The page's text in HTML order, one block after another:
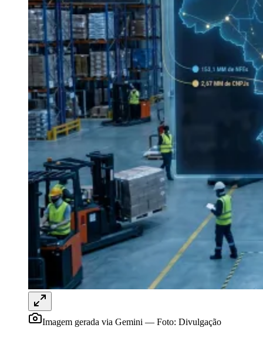
Anuncie no Portal
Guia de Empresas
Divulgar Vagas Novo
Publicidade Legal
Negócios Regionais
Turismo
Segurança Regional
Hospitais Estaduais
Parques & Represas
Cidades da Região
Santana de ParnaíbaOsascoCarapicuíba Jandira
do Bom JesusAraçariguama CaieirasFranco da
Francisco MoratoTaboão da SerraEmbu das Artes
Para Sua Empresa
Anuncie Regional
Guia de Empresas
Vagas na RegiãoNovo
Hub de Negócios
Guia Comercial
Selo Verificado
Portal Educacional
Agenda de Vestibulares
Vagas de Emprego
Concursos
Panorama Econômico
Panorama Econômico
Imagem gerada via Gemini — Foto: Divulgação